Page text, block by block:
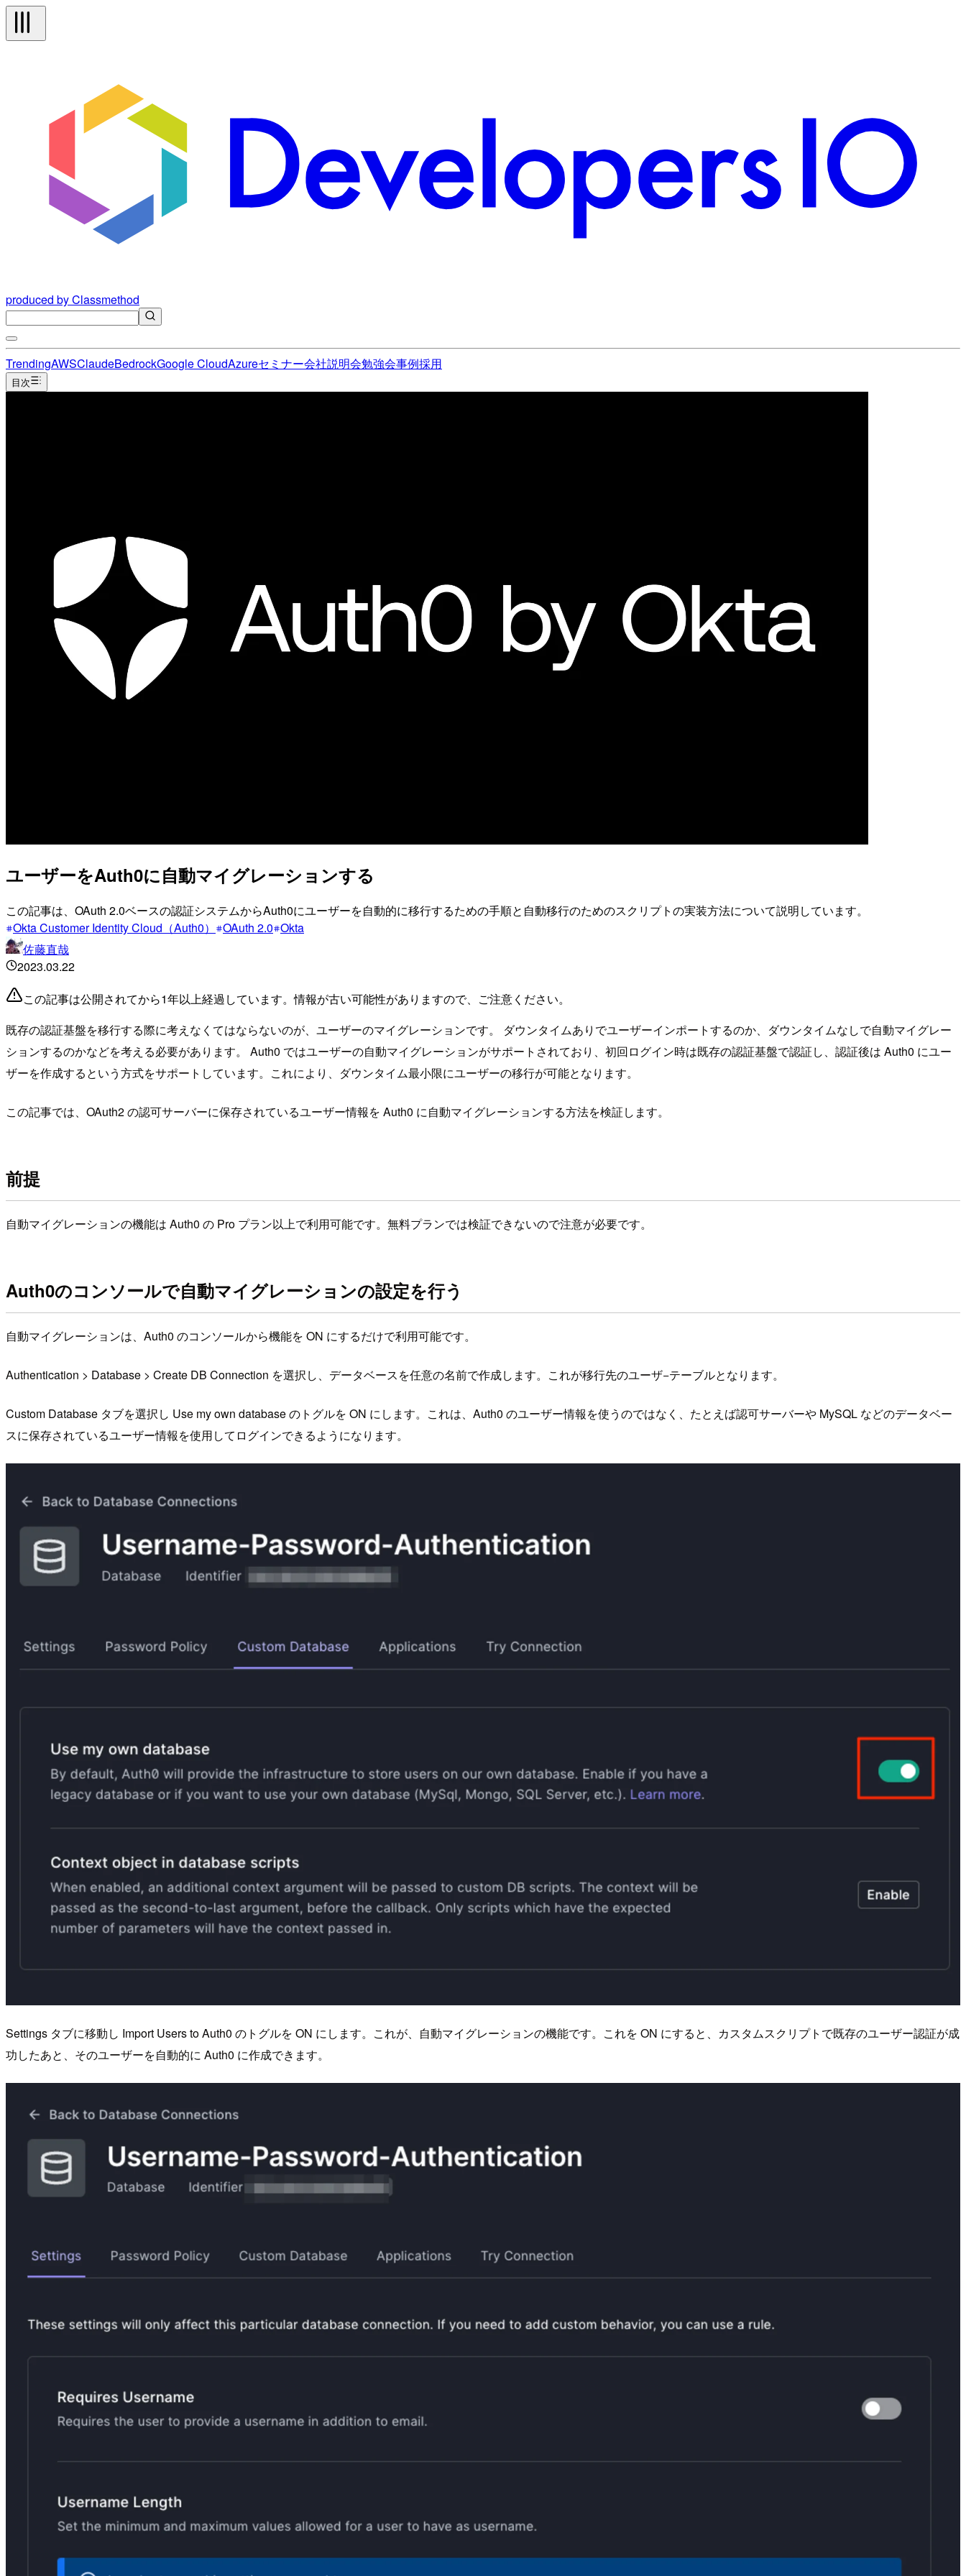
produced by Classmethod
TrendingAWSClaudeBedrockGoogle CloudAzureセミナー会社説明会勉強会事例採用
目次
ユーザーをAuth0に自動マイグレーションする
この記事は、OAuth 2.0ベースの認証システムからAuth0にユーザーを自動的に移行するための手順と自動移行のためのスクリプトの実装方法について説明しています。
Okta Customer Identity Cloud（Auth0）
OAuth 2.0 Okta
佐藤直哉
2023.03.22
この記事は公開されてから1年以上経過しています。情報が古い可能性がありますので、ご注意ください。
既存の認証基盤を移行する際に考えなくてはならないのが、ユーザーのマイグレーションです。 ダウンタイムありでユーザーインポートするのか、ダウンタイムなしで自動マイグレー
ションするのかなどを考える必要があります。 Auth0 ではユーザーの自動マイグレーションがサポートされており、初回ログイン時は既存の認証基盤で認証し、認証後は Auth0 にユー
ザーを作成するという方式をサポートしています。これにより、ダウンタイム最小限にユーザーの移行が可能となります。
この記事では、OAuth2 の認可サーバーに保存されているユーザー情報を Auth0 に自動マイグレーションする方法を検証します。
前提
自動マイグレーションの機能は Auth0 の Pro プラン以上で利用可能です。無料プランでは検証できないので注意が必要です。
Auth0のコンソールで自動マイグレーションの設定を行う
自動マイグレーションは、Auth0 のコンソールから機能を ON にするだけで利用可能です。
Authentication > Database > Create DB Connection を選択し、データベースを任意の名前で作成します。これが移行先のユーザ−テーブルとなります。
Custom Database タブを選択し Use my own database のトグルを ON にします。これは、Auth0 のユーザー情報を使うのではなく、たとえば認可サーバーや MySQL などのデータベー
スに保存されているユーザー情報を使用してログインできるようになります。
Settings タブに移動し Import Users to Auth0 のトグルを ON にします。これが、自動マイグレーションの機能です。これを ON にすると、カスタムスクリプトで既存のユーザー認証が成
功したあと、そのユーザーを自動的に Auth0 に作成できます。